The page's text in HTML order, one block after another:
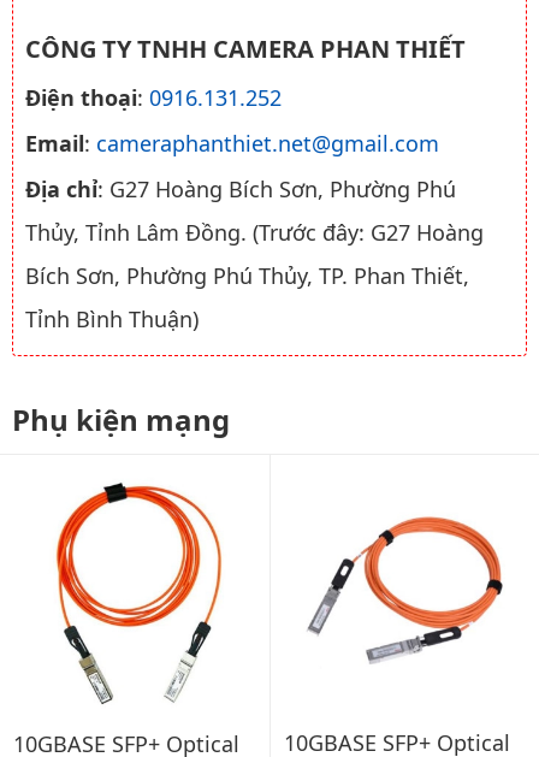
CÔNG TY TNHH CAMERA PHAN THIẾT
Điện thoại: 0916.131.252
Email: cameraphanthiet.net@gmail.com
Địa chỉ: G27 Hoàng Bích Sơn, Phường Phú
Thủy, Tỉnh Lâm Đồng. (Trước đây: G27 Hoàng
Bích Sơn, Phường Phú Thủy, TP. Phan Thiết,
Tỉnh Bình Thuận)
Phụ kiện mạng
10GBASE SFP+ Optical 10GBASE SFP+ Optical